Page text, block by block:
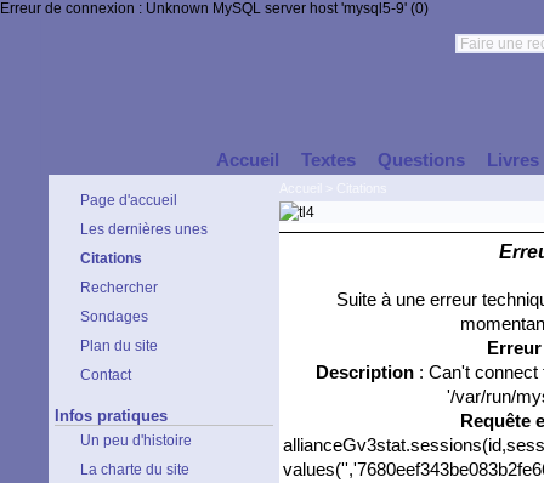
Erreur de connexion : Unknown MySQL server host 'mysql5-9' (0)
Accueil Textes Questions Livres
Page d'accueil
Les dernières unes
Citations
Rechercher
Sondages
Plan du site
Contact
Infos pratiques
Un peu d'histoire
La charte du site
Suite à une erreur
Description: Can't connect
'/var/run/
Requête